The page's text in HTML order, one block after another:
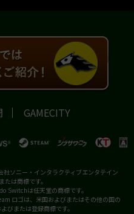
GAMECITY
社ソニー・インタラクティブエンタテイン
たは商標です。
Switchは任天堂の商標です。
ロゴは、米国およびまたはその他の国の
びまたは登録商標です。